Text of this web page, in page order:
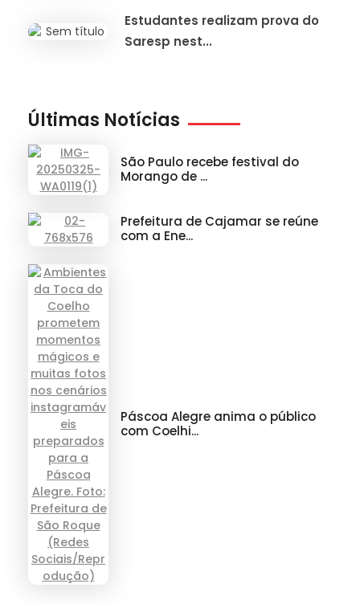
Estudantes realizam prova do
Saresp nest...
Últimas Notícias
São Paulo recebe festival do
Morango de ...
Prefeitura de Cajamar se reúne
com a Ene...
Páscoa Alegre anima o público
com Coelhi...